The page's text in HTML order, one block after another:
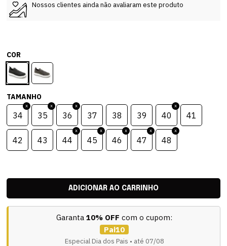
Nossos clientes ainda não avaliaram este produto
COR
TAMANHO
34 35 36 37 38 39 40 41
42 43 44 45 46 47 48
Garanta 10% OFF com o cupom:
Pai10
Especial Dia dos Pais • até 07/08